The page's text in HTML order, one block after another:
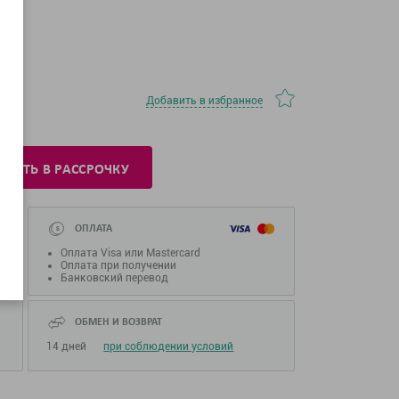
Добавить в избранное
В РАССРОЧКУ
ОПЛАТА
Оплата Visa или Mastercard
Оплата при получении
Банковский перевод
ОБМЕН И ВОЗВРАТ
14 дней при соблюдении условий